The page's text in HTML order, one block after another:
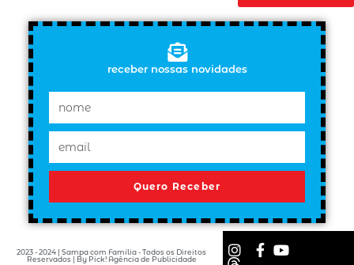
receber nossas novidades
Quero Receber
2023 - 2024 | Sampa com Família - Todos os Direitos
Reservados | By Pick! Agência de Publicidade